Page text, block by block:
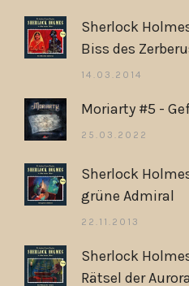
Sherlock
Biss des
14.03.2014
Moriarty #5 -
25.03.2022
Sherlock
grüne Admiral
22.11.2013
Sherlock
Rätsel der